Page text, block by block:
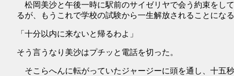
松岡美沙と午後一時に駅前のサイゼリヤで会う約束をし
るが、もうこれで学校の試験から一生解放されることにな
「十分以内に来ないと帰るわよ」
そう言うなり美沙はプチッと電話を切った。
そこらへんに転がっていたジャージーに頭を通し、十五